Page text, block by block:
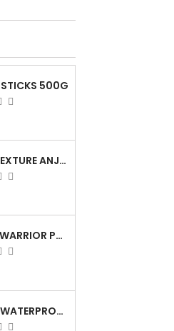
500G
SPRAY TEXTURE ANJU BEAUTÉ
WOOLY WARRIOR PAR LADYBEL
SNOOD WATERPROOF : LE CACHE-OREILLE POUR CHIEN